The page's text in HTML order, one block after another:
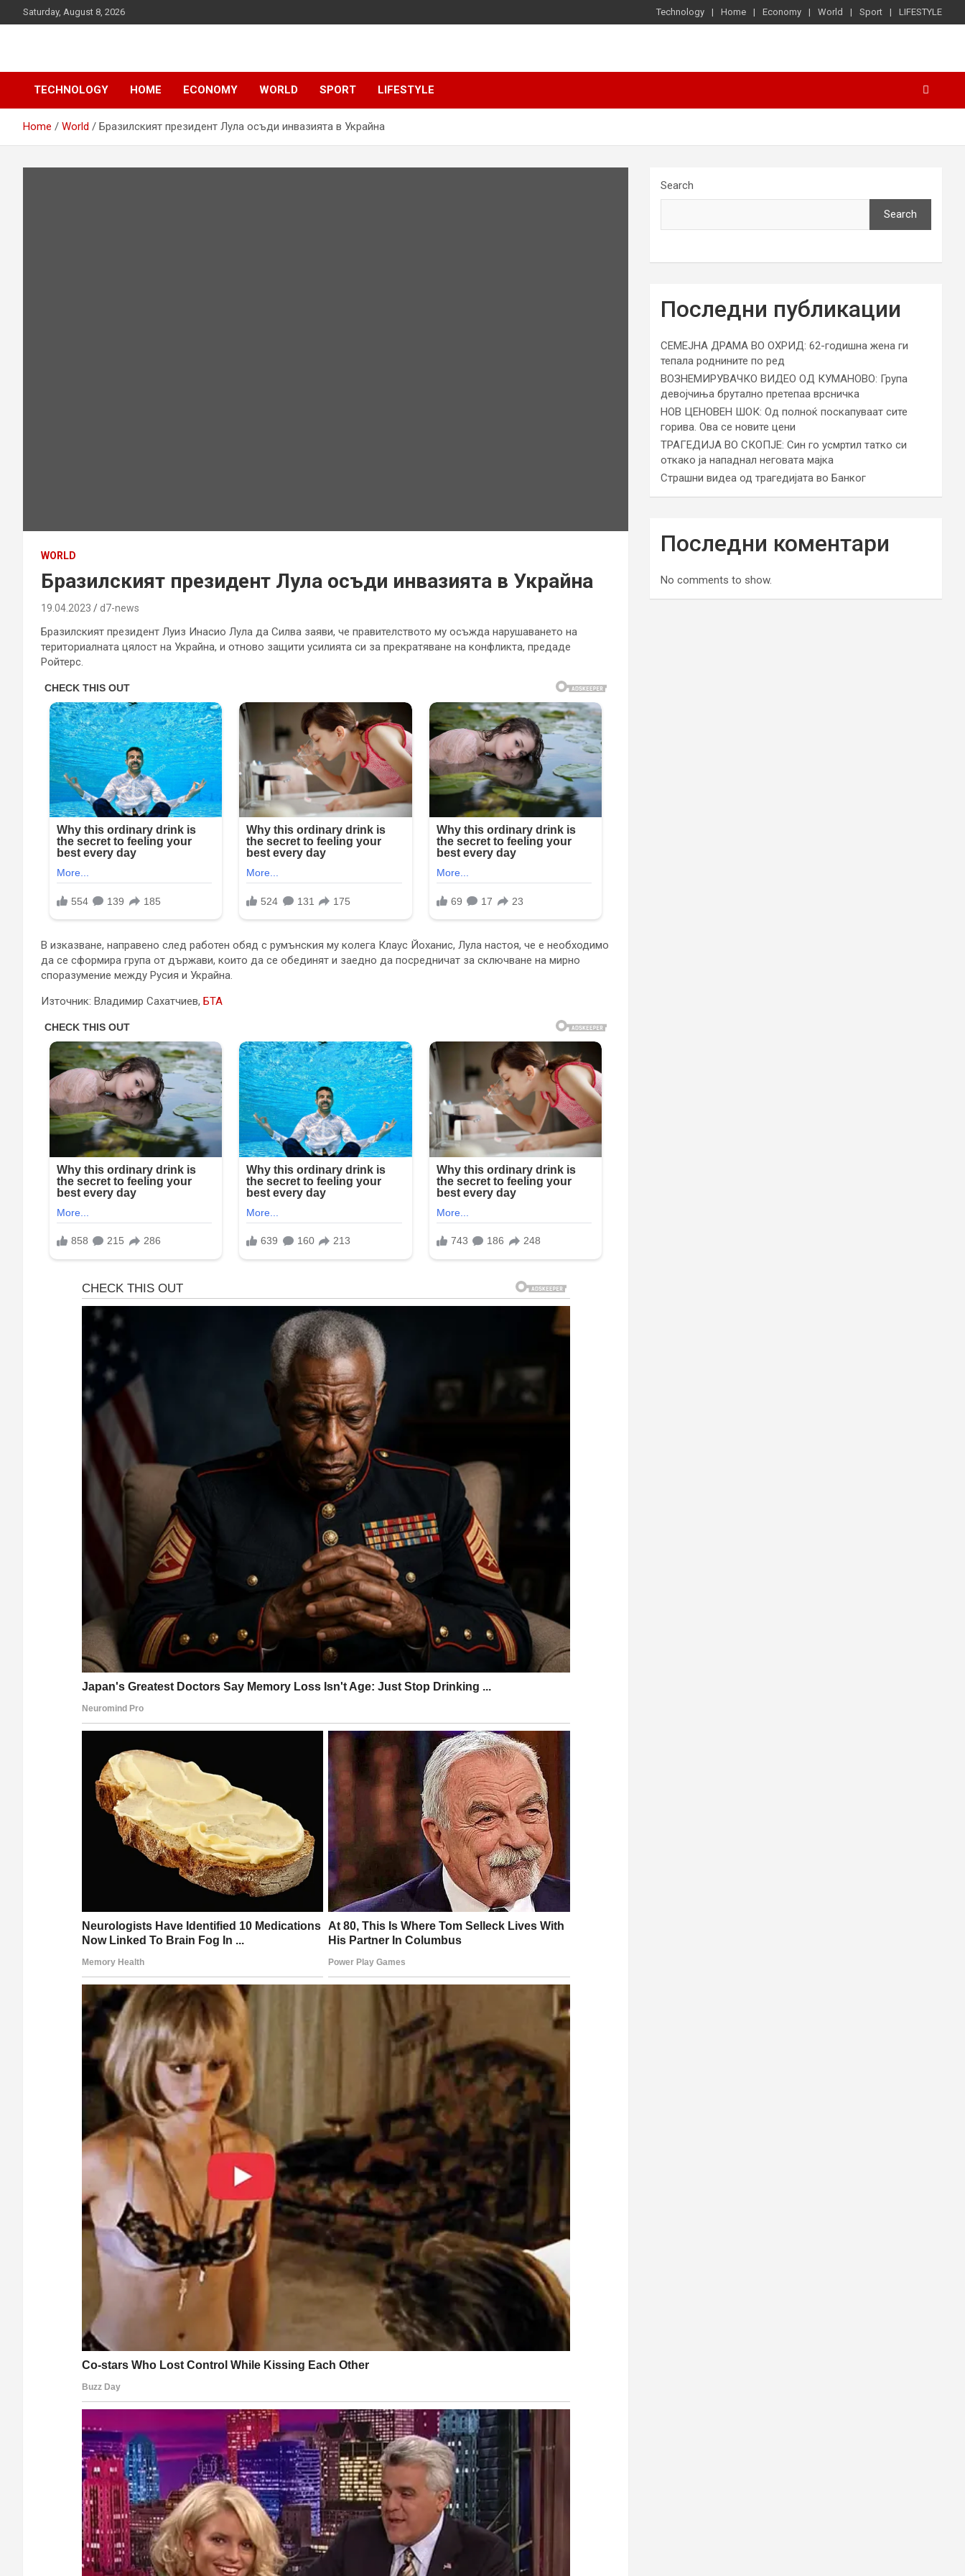
to
Saturday, August 8, 2026 Technology Home Economy World Sport LIFESTYLE
d7-news.com
TECHNOLOGY HOME ECONOMY WORLD SPORT LIFESTYLE
Home World Бразилският президент Лула осъди инвазията в Украйна
WORLD
Бразилският президент Лула осъди инвазията в Украйна
19.04.2023 d7-news
Бразилският президент Луиз Инасио Лула да Силва заяви, че правителството му осъжда нарушаването на
териториалната цялост на Украйна, и отново защити усилията си за прекратяване на конфликта, предаде
Ройтерс.
В изказване, направено след работен обяд с румънския му колега Клаус Йохaнис, Лула настоя, че е необходимо
да се сформира група от държави, които да се обединят и заедно да посредничат за сключване на мирно
споразумение между Русия и Украйна.
Източник: Владимир Сахатчиев, БТА
Search
Search
Последни публикации
СЕМЕЈНА ДРАМА ВО ОХРИД: 62-годишна жена ги
тепала роднините по ред
ВОЗНЕМИРУВАЧКО ВИДЕО ОД КУМАНОВО: Група
девојчиња брутално претепаа врсничка
НОВ ЦЕНОВЕН ШОК: Од полноќ поскапуваат сите
горива. Ова се новите цени
ТРАГЕДИЈА ВО СКОПЈЕ: Син го усмртил татко си
откако ја нападнал неговата мајка
Страшни видеа од трагедијата во Банког
Последни коментари
No comments to show.